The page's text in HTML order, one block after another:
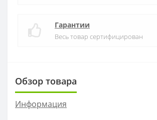
Гарантии
Весь товар сертифицирован
Обзор товара
Информация